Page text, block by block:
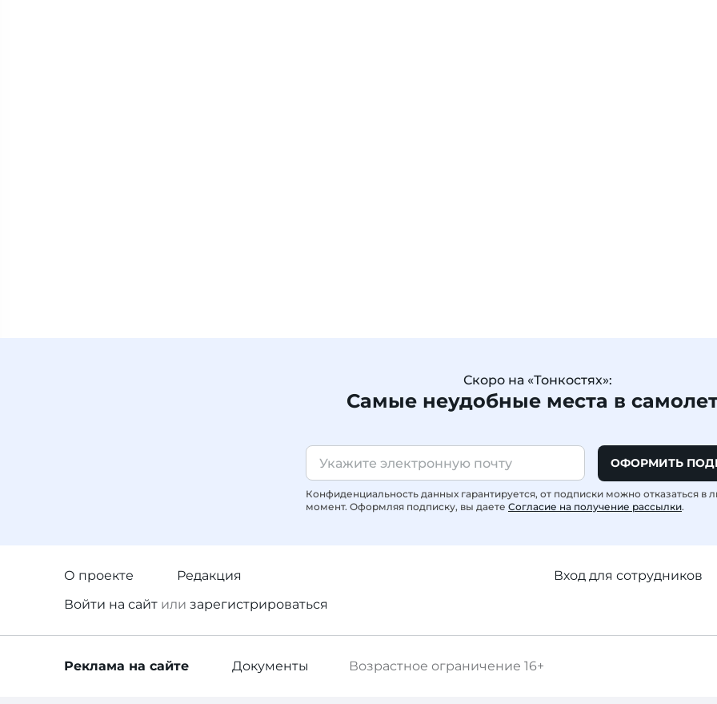
Скоро на «Тонкостях»:
Самые неудобные места в
ОФОРМИТЬ
Конфиденциальность данных гарантируется, от подписки можно отказаться в
момент. Оформляя подписку, вы даете Согласие на получение рассылки.
О проекте
Редакция
Войти на сайт или зарегистрироваться
Вход для сотрудников
Возрастное ограничение 16+
Реклама на сайте Документы